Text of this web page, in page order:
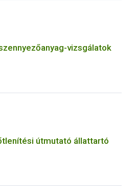
vizsgálatok
útmutató állattartó